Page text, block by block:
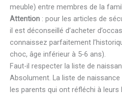
meuble) entre membres de la
Attention : pour les articles de
il est déconseillé d’acheter
connaissez parfaitement
choc, âge inférieur à 5-6 ans).
Faut-il respecter la liste de
Absolument. La liste de
les parents qui ont réfléchi à